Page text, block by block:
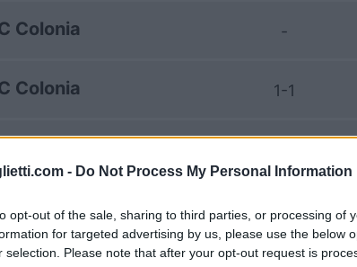
- Do Not Process My Personal Information
opt-out of the sale, sharing to third parties, or processing of
for targeted advertising by us, please use the below
selection. Please note that after your opt-out request is
Colonia -
Colonia 1-1
1-0